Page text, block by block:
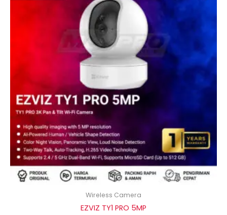
Wireless Camera
EZVIZ TY1 PRO 5MP